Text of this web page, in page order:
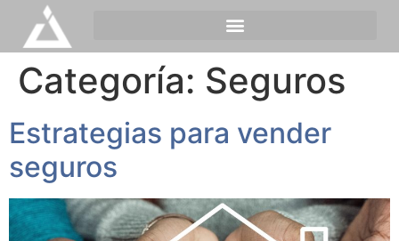
Categoría: Seguros
Estrategias para vender
seguros